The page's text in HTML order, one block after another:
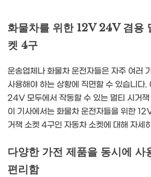
화물차를 위한 12V 24V 겸용
켓 4구
운송업체나 화물차 운전자들은 자주 여러
사용해야 하는 상황에 직면할 수 있습니다
24V 모두에서 작동할 수 있는 멀티 시거잭
이 기사에서는 화물차 운전자들을 위한
거잭 소켓 4구인 자동차 소켓에 대해 자세
다양한 가전 제품을 동시에 사
편리함